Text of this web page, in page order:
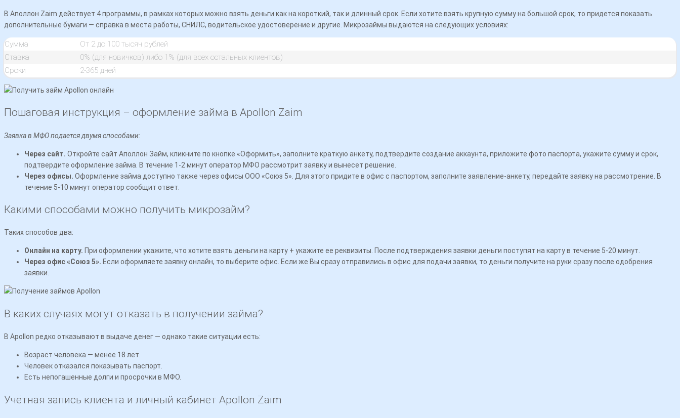
Телефон 8 (800) 775-55-76
Название организации
В Аполлон Zaim действует 4 программы, в рамках которых можно взять деньги как на короткий, так и длинный срок. Если хотите взять крупную сумму на большой срок, то придется показать
дополнительные бумаги — справка в места работы, СНИЛС, водительское удостоверение и другие. Микрозаймы выдаются на следующих условиях:
Сумма
От 2 до 100 тысяч рублей
Ставка
0% (для новичков) либо 1% (для всех остальных клиентов)
Сроки
2-365 дней
Пошаговая инструкция – оформление займа в Apollon Zaim
Заявка в МФО подается двумя способами:
Через сайт. Откройте сайт Аполлон Займ, кликните по кнопке «Оформить», заполните краткую анкету, подтвердите создание аккаунта, приложите фото паспорта, укажите сумму и срок,
подтвердите оформление займа. В течение 1-2 минут оператор МФО рассмотрит заявку и вынесет решение.
Через офисы. Оформление займа доступно также через офисы ООО «Союз 5». Для этого придите в офис с паспортом, заполните заявление-анкету, передайте заявку на рассмотрение. В
течение 5-10 минут оператор сообщит ответ.
Какими способами можно получить микрозайм?
Таких способов два:
Онлайн на карту. При оформлении укажите, что хотите взять деньги на карту + укажите ее реквизиты. После подтверждения заявки деньги поступят на карту в течение 5-20 минут.
Через офис «Союз 5». Если оформляете заявку онлайн, то выберите офис. Если же Вы сразу отправились в офис для подачи заявки, то деньги получите на руки сразу после одобрения
заявки.
В каких случаях могут отказать в получении займа?
В Apollon редко отказывают в выдаче денег — однако такие ситуации есть:
Возраст человека — менее 18 лет.
Человек отказался показывать паспорт.
Есть непогашенные долги и просрочки в МФО.
Учётная запись клиента и личный кабинет Apollon Zaim